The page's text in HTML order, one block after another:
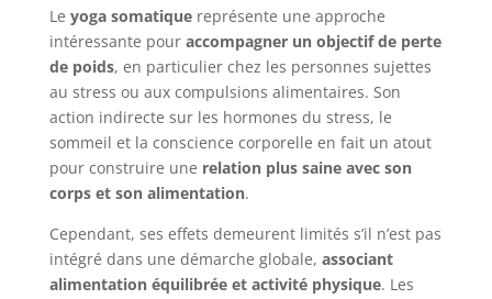
Le yoga somatiquereprésente une approche
intéressante pour accompagner un objectif de perte
de poids, en particulier chez les personnes sujettes
au stress ou aux compulsions alimentaires. Son
action indirecte sur les hormones du stress, le
sommeil et la conscience corporelle en fait un atout
pour construire une relation plus saine avec son
corps et son alimentation.
Cependant, ses effets demeurent limités s’il n’est pas
intégré dans une démarche globale, associant
alimentation équilibrée et activité physique. Les